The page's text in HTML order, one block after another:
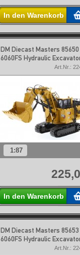
In den Warenkorb
DM Diecast Masters 85650
6060FS Hydraulic
Art.Nr.:
1:87
In den Warenkorb
DM Diecast Masters 85653
6060FS Hydraulic
Art.Nr.: